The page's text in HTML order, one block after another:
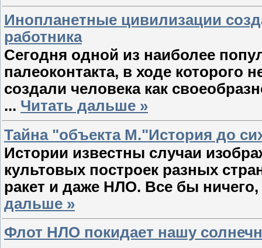
Инопланетные цивилизации
работника
Сегодня одной из наиболее
палеоконтакта, в ходе которого
создали человека как
... Читать дальше »
Тайна "объекта М."История до
Истории известны случаи
культовых построек разных
ракет и даже НЛО. Все бы
дальше »
Флот НЛО покидает нашу